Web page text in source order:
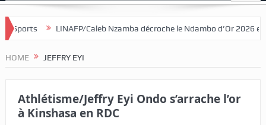
Caleb Nzamba décroche le Ndambo d’Or 2026 et Alain Djissikadié
HOME JEFFRY EYI
Athlétisme/Jeffry Eyi Ondo s’arrache l’or
à Kinshasa en RDC